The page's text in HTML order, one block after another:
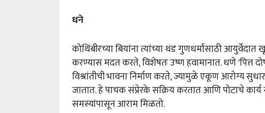
धने
कोथिंबीरच्या बियांना त्यांच्या थंड गुणधर्मांसाठी
करण्यास मदत करते, विशेषतः उष्ण हवामानात. धणे
विश्रांतीची भावना निर्माण करते, ज्यामुळे एकूण आरोग्य
जातात. हे पाचक संप्रेरके सक्रिय करतात आणि पोटाचे
समस्यांपासून आराम मिळतो.